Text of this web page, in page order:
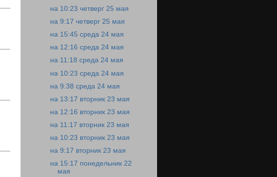
на 10:23 четверг 25 мая
на 9:17 четверг 25 мая
на 15:45 среда 24 мая
на 12:16 среда 24 мая
на 11:18 среда 24 мая
на 10:23 среда 24 мая
на 9:38 среда 24 мая
на 13:17 вторник 23 мая
на 12:16 вторник 23 мая
на 11:17 вторник 23 мая
на 10:23 вторник 23 мая
на 9:17 вторник 23 мая
на 15:17 понедельник 22
мая